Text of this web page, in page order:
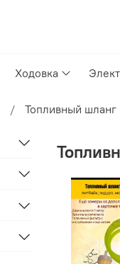
Ходовка
Топливный шланг